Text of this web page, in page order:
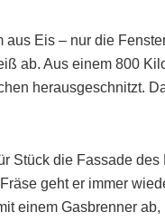
Eis – nur die
ab. Aus einem 800
herausgeschnitzt.
Stück die Fassade
geht er immer
einem Gasbrenner